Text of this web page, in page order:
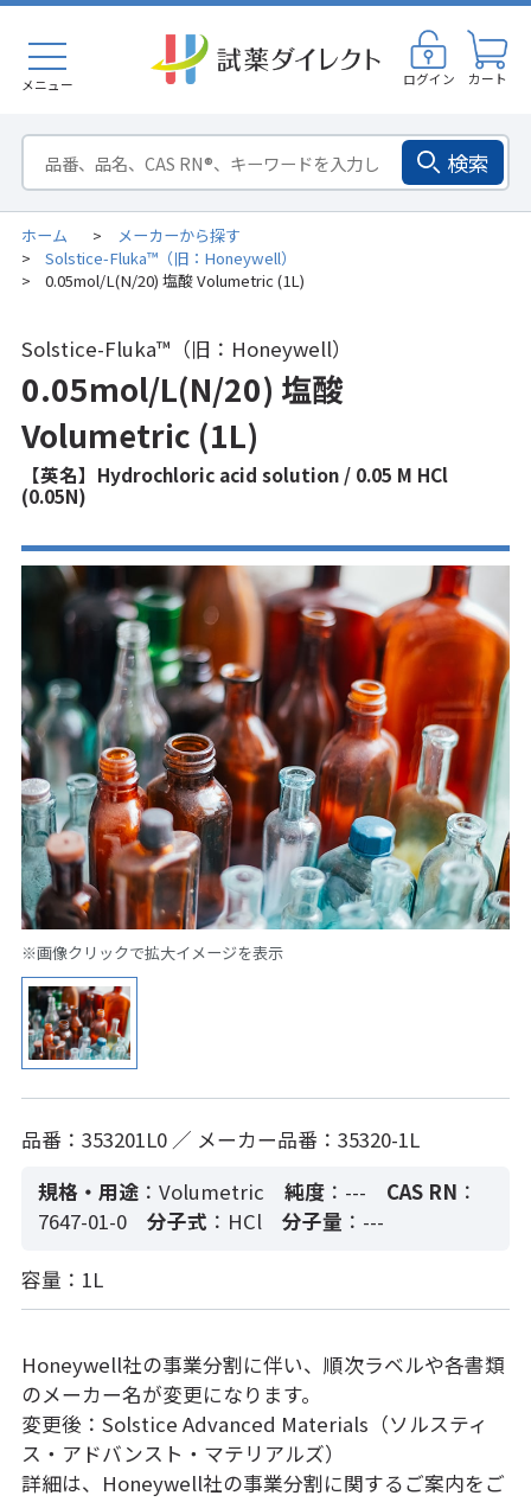
メニュー ログイン カート
検索
ホーム > メーカーから探す
> Solstice-Fluka™（旧：Honeywell）
> 0.05mol/L(N/20) 塩酸 Volumetric (1L)
Solstice-Fluka™（旧：Honeywell）
0.05mol/L(N/20) 塩酸
Volumetric (1L)
【英名】Hydrochloric acid solution / 0.05 M HCl
(0.05N)
※画像クリックで拡大イメージを表示
品番：353201L0 ／ メーカー品番：35320-1L
規格・用途 ：Volumetric 純度：--- CAS RN ：
7647-01-0
分子式 ：HCl 分子量 ：---
容量：1L
Honeywell社の事業分割に伴い、順次ラベルや各書類
のメーカー名が変更になります。
変更後：Solstice Advanced Materials（ソルスティ
ス・アドバンスト・マテリアルズ）
詳細は、Honeywell社の事業分割に関するご案内をご